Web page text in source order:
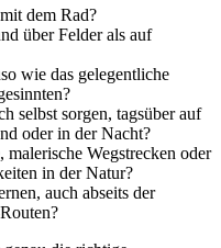
dem Rad?
über Felder als auf
wie das gelegentliche
selbst sorgen, tagsüber auf
oder in der Nacht?
Wegstrecken oder
in der Natur?
auch abseits der